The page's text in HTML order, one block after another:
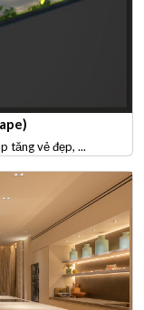
tăng vẻ đẹp, ...